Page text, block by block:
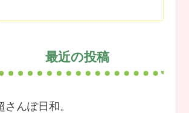
最近の投稿
さんぽ日和。